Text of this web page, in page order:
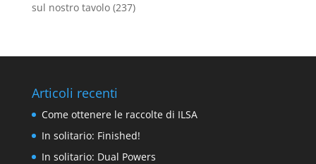
sul nostro tavolo(237)
Articoli recenti
Come ottenere le raccolte di ILSA
In solitario: Finished!
In solitario: Dual Powers